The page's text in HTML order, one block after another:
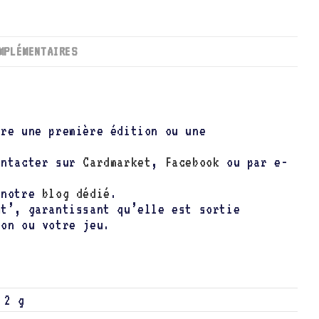
une première édition ou une
sur Cardmarket , Facebook ou par e-
blog dédié .
garantissant qu’elle est sortie
ou votre jeu.
2 g